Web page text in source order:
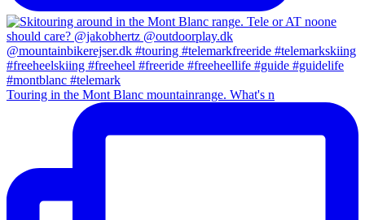
Touring in the Mont Blanc mountainrange. What's n